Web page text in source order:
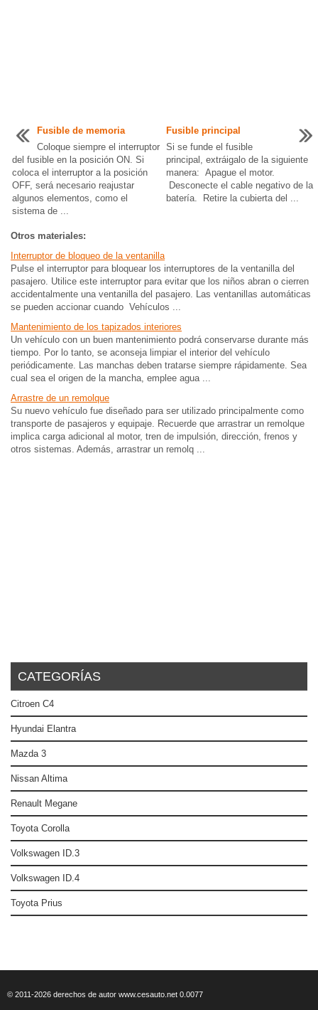
Fusible de memoria
Coloque siempre el interruptor
del fusible en la posición ON. Si
coloca el interruptor a la posición
OFF, será necesario reajustar
algunos elementos, como el
sistema de ...
Fusible principal
Si se funde el fusible
principal, extráigalo de la siguiente
manera: Apague el motor.
Desconecte el cable negativo de la
batería. Retire la cubierta del ...
Otros materiales:
Interruptor de bloqueo de la ventanilla
Pulse el interruptor para bloquear los interruptores de la ventanilla del
pasajero. Utilice este interruptor para evitar que los niños abran o cierren
accidentalmente una ventanilla del pasajero. Las ventanillas automáticas
se pueden accionar cuando Vehículos ...
Mantenimiento de los tapizados interiores
Un vehículo con un buen mantenimiento podrá conservarse durante más
tiempo. Por lo tanto, se aconseja limpiar el interior del vehículo
periódicamente. Las manchas deben tratarse siempre rápidamente. Sea
cual sea el origen de la mancha, emplee agua ...
Arrastre de un remolque
Su nuevo vehículo fue diseñado para ser utilizado principalmente como
transporte de pasajeros y equipaje. Recuerde que arrastrar un remolque
implica carga adicional al motor, tren de impulsión, dirección, frenos y
otros sistemas. Además, arrastrar un remolq ...
CATEGORÍAS
Citroen C4
Hyundai Elantra
Mazda 3
Nissan Altima
Renault Megane
Toyota Corolla
Volkswagen ID.3
Volkswagen ID.4
Toyota Prius
© 2011-2026 derechos de autor www.cesauto.net 0.0077